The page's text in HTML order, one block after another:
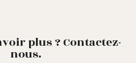
plus ? Contactez-
nous.